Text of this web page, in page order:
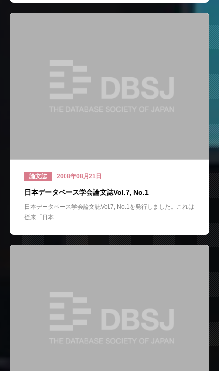
論文誌 2008年08月21日
日本データベース学会論文誌Vol.7, No.1
日本データベース学会論文誌Vol.7, No.1を発行しました。これは
従来「日本…